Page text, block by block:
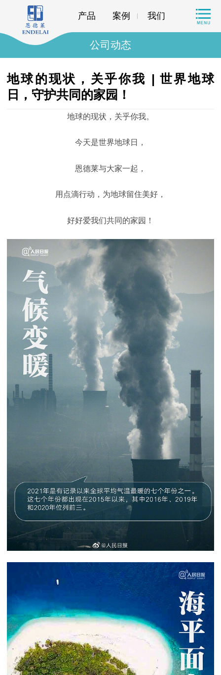
产品 案例 我们
公司动态
地球的现状，关乎你我 | 世界地球
日，守护共同的家园！
地球的现状，关乎你我。
今天是世界地球日，
恩德莱与大家一起，
用点滴行动，为地球留住美好，
好好爱我们共同的家园！